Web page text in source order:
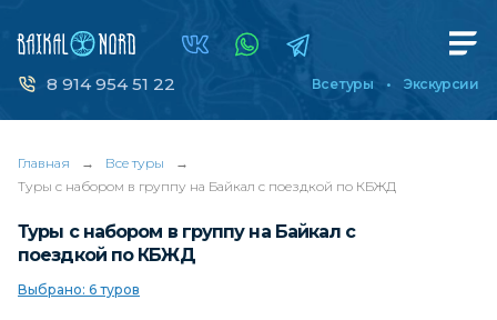
8 914 954 51 22 Все туры Экскурсии
Главная → Все туры
→
Туры с набором в группу на Байкал с поездкой по КБЖД
Туры с набором в группу на Байкал с
поездкой по КБЖД
Выбрано: 6 туров